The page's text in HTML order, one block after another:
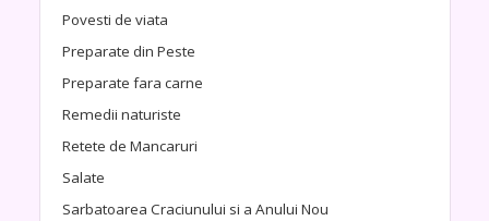
Povesti de viata
Preparate din Peste
Preparate fara carne
Remedii naturiste
Retete de Mancaruri
Salate
Sarbatoarea Craciunului si a Anului Nou